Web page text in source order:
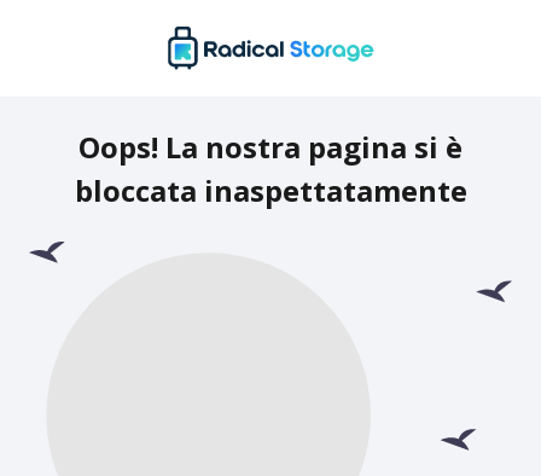
Oops! La nostra pagina si è
bloccata inaspettatamente